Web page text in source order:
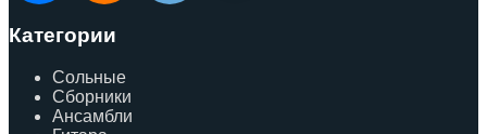
Категории
Сольные
Сборники
Ансамбли